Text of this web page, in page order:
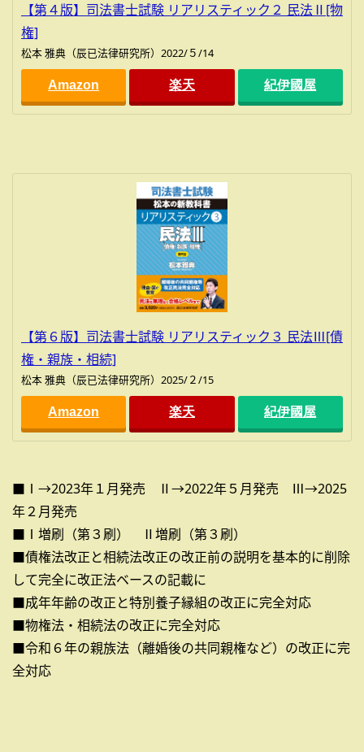
【第４版】司法書士試験 リアリスティック２ 民法Ⅱ[物
権]
松本 雅典（辰已法律研究所）2022/５/14
Amazon 楽天 紀伊國屋
【第６版】司法書士試験 リアリスティック３ 民法Ⅲ[債
権・親族・相続]
松本 雅典（辰已法律研究所）2025/２/15
Amazon 楽天 紀伊國屋
■Ⅰ→2023年１月発売 Ⅱ→2022年５月発売 Ⅲ→2025
年２月発売
■Ⅰ増刷（第３刷） Ⅱ増刷（第３刷）
■債権法改正と相続法改正の改正前の説明を基本的に削除
して完全に改正法ベースの記載に
■成年年齢の改正と特別養子縁組の改正に完全対応
■物権法・相続法の改正に完全対応
■令和６年の親族法（離婚後の共同親権など）の改正に完
全対応